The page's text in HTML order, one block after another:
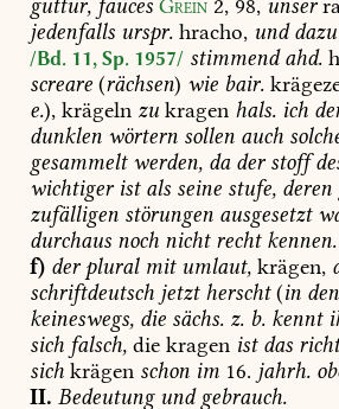
m.
,adj.
guttur, fauces Grein 2, 98, unser
jedenfalls urspr. hracho, unddazu
/Bd. 11, Sp. 1957/ stimmendahd.
screare (rächsen) wie bair.
e.), krägeln zu kragen hals. ich
dunklen wörtern sollen auch
gesammeltwerden, daderstoff
wichtigeristals seine stufe, deren
zufälligen störungen ausgesetzt
durchaus noch nichtrechtkennen.
f) derpluralmitumlaut, krägen,
schriftdeutsch jetztherscht(in den
keineswegs, die sächs. z. b. kennt
sich falsch, die kragen istdas
sich krägen schon im 16. jahrh.
II. Bedeutungundgebrauch.